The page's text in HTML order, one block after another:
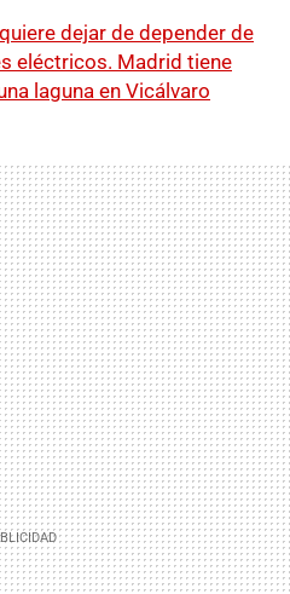
dejar de depender de
eléctricos. Madrid tiene
laguna en Vicálvaro